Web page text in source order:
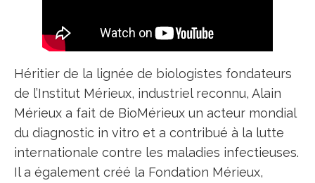
Héritier de la lignée de biologistes fondateurs
de l’Institut Mérieux, industriel reconnu, Alain
Mérieux a fait de BioMérieux un acteur mondial
du diagnostic in vitro et a contribué à la lutte
internationale contre les maladies infectieuses.
Il a également créé la Fondation Mérieux,